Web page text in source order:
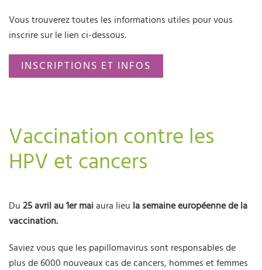
Vous trouverez toutes les informations utiles pour vous
inscrire sur le lien ci-dessous.
INSCRIPTIONS ET INFOS
Vaccination contre les
HPV et cancers
Du 25 avril au 1er maiaura lieu la semaine européenne de la
vaccination.
Saviez vous que les papillomavirus sont responsables de
plus de 6000 nouveaux cas de cancers, hommes et femmes